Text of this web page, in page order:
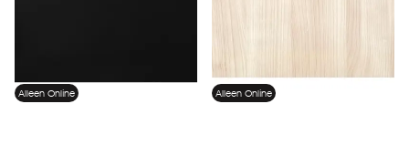
Alleen Online Alleen Online